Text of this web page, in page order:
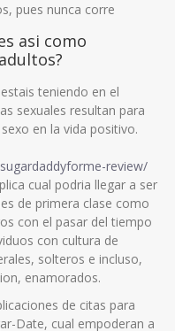
pues nunca corre
asi­ como
teniendo en el
sexuales resultan para
en la vida positivo.
review/
cual podri­a llegar a ser
de primera clase como
con el pasar del tiempo
con cultura de
solteros e incluso,
enamorados.
de citas para
Date, cual empoderan a